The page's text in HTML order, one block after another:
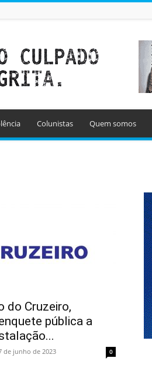
Colunistas Quem somos
do Cruzeiro,
pública a
de junho de 2023 0